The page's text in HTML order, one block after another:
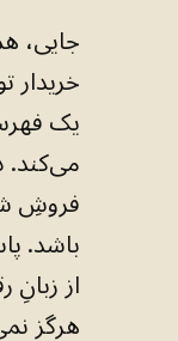
جایی،
خریدار
یک
فروشِ
باشد.
هرگز